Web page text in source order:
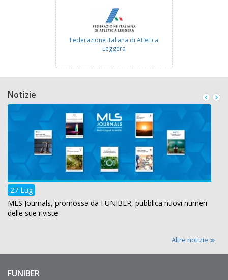
Federazione Italiana di Atletica
Leggera
Italian Obesity Network
Le Università Per expo
Notizie
27 Lug
MLS Journals, promossa da FUNIBER, pubblica nuovi numeri
delle sue riviste
Altre notizie
Enlaces
FUNIBER